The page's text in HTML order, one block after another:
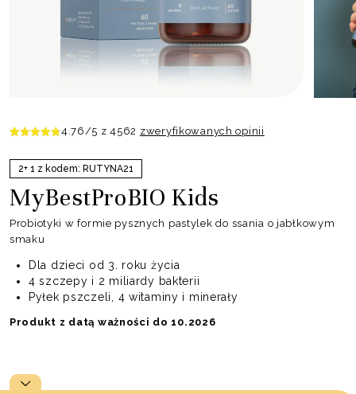
4.76 /5 z4562 zweryfikowanych opinii
2+ 1 z kodem: RUTYNA21
MyBestProBIO Kids
Probiotyki w formie pysznych pastylek do ssania o jabłkowym
smaku
Dla dzieci od 3. roku życia
4 szczepy i 2 miliardy bakterii
Pyłek pszczeli, 4 witaminy i minerały
Produkt z datą ważności do 10.2026